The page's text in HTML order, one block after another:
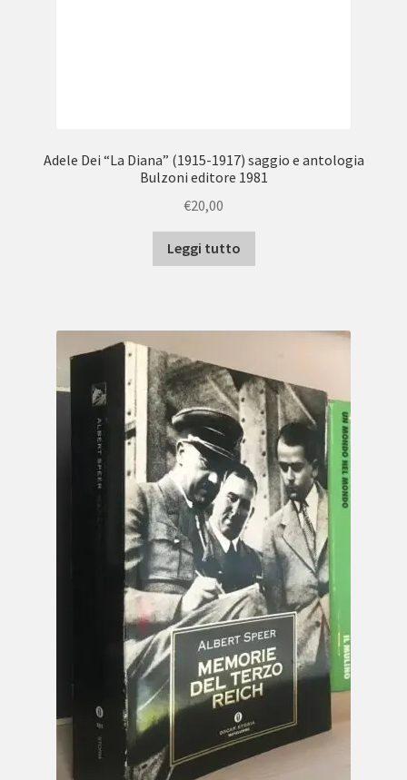
Adele Dei “La Diana” (1915-1917) saggio e antologia
Bulzoni editore 1981
€20,00
Leggi tutto